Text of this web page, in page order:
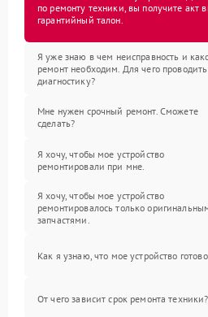
по ремонту техники, вы получите акт
гарантийный талон.
Я уже знаю в чем неисправность и
ремонт необходим. Для чего проводить
диагностику?
Мне нужен срочный ремонт. Сможете
сделать?
Я хочу, чтобы мое устройство
ремонтировали при мне.
Я хочу, чтобы мое устройство
ремонтировалось только
запчастями.
Как я узнаю, что мое устройство
От чего зависит срок ремонта техники?